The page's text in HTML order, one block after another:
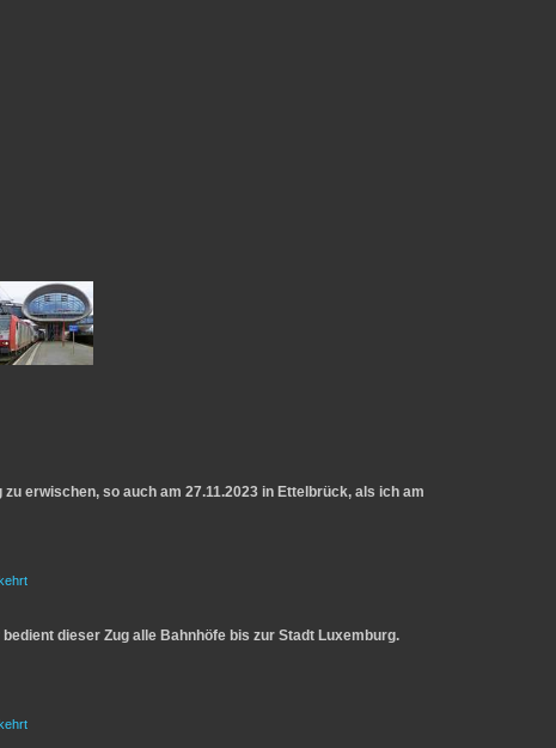
erwischen, so auch am 27.11.2023 in Ettelbrück, als ich am
dieser Zug alle Bahnhöfe bis zur Stadt Luxemburg.